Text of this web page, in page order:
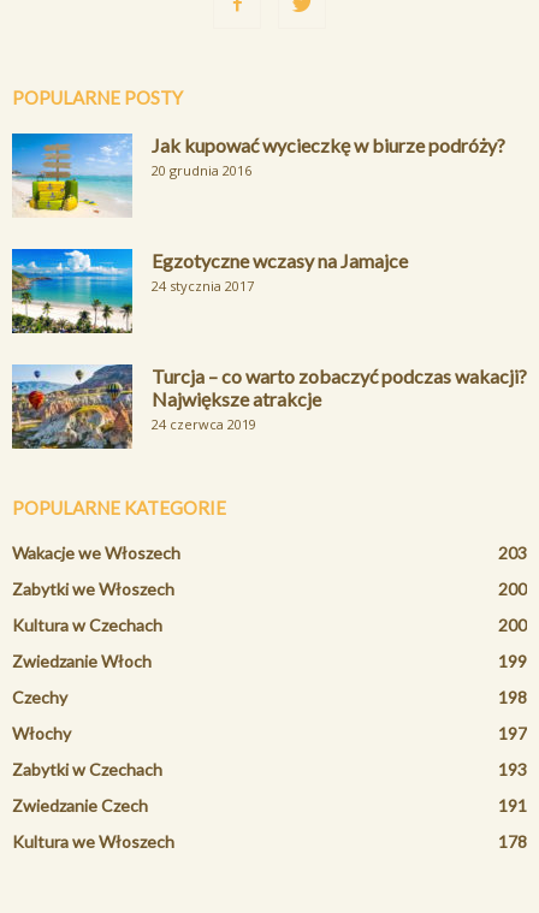
POPULARNE POSTY
Jak kupować wycieczkę w biurze podróży?
20 grudnia 2016
Egzotyczne wczasy na Jamajce
24 stycznia 2017
Turcja – co warto zobaczyć podczas wakacji?
Największe atrakcje
24 czerwca 2019
POPULARNE KATEGORIE
Wakacje we Włoszech
203
Zabytki we Włoszech
200
Kultura w Czechach
200
Zwiedzanie Włoch
199
Czechy
198
Włochy
197
Zabytki w Czechach
193
Zwiedzanie Czech
191
Kultura we Włoszech
178